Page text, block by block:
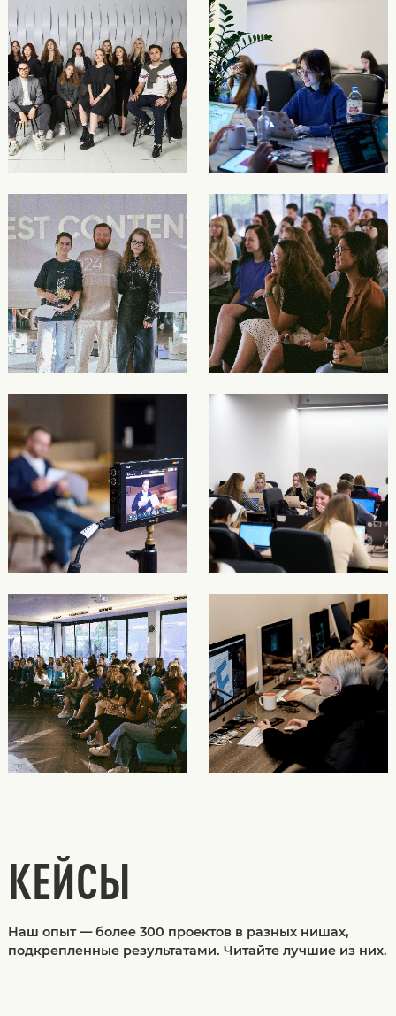
КЕЙСЫ
Наш опыт — более 300 проектов в разных нишах,
подкрепленные результатами. Читайте лучшие из них.